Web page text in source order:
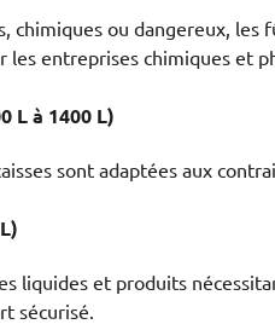
chimiques ou dangereux,
les entreprises chimiques et
L à 1400 L)
sont adaptées aux
liquides et produits
sécurisé.